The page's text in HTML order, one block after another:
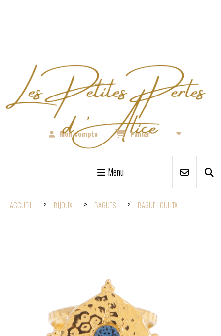
Mon compte Panier
Menu
ACCUEIL BIJOUX BAGUES BAGUE LOULITA